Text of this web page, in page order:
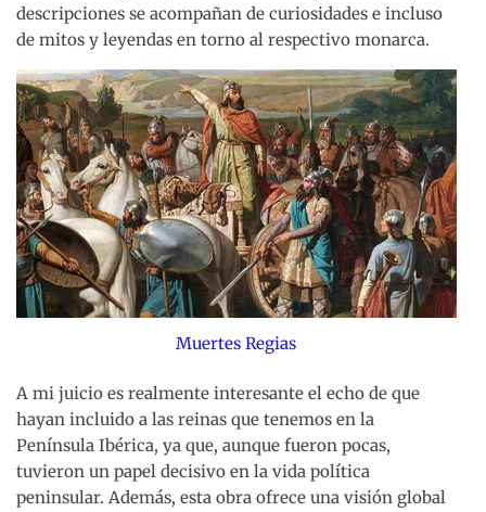
descripciones se acompañan de curiosidades e incluso
de mitos y leyendas en torno al respectivo monarca.
Muertes Regias
A mi juicio es realmente interesante el echo de que
hayan incluido a las reinas que tenemos en la
Península Ibérica, ya que, aunque fueron pocas,
tuvieron un papel decisivo en la vida política
peninsular. Además, esta obra ofrece una visión global